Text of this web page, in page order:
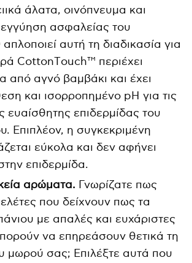
άλατα, οινόπνευμα και
ασφαλείας του
αυτή τη διαδικασία για
CottonΤouch™ περιέχει
από αγνό βαμβάκι και έχει
και ισορροπημένο pH για τις
ευαίσθητης επιδερμίδας του
Επιπλέον, η συγκεκριμένη
εύκολα και δεν αφήνει
επιδερμίδα.
αρώματα. Γνωρίζατε πως
που δείχνουν πως τα
με απαλές και ευχάριστες
να επηρεάσουν θετικά τη
μωρού σας; Επιλέξτε αυτά που